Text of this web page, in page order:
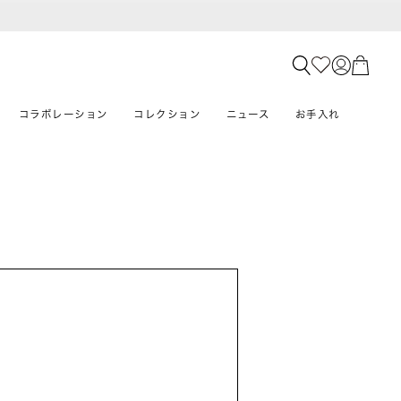
コラボレーション コレクション ニュース お手入れ